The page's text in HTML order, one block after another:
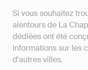
Si vous souhaitez
alentours de La
dédiées ont été
informations sur les
d'autres villes.